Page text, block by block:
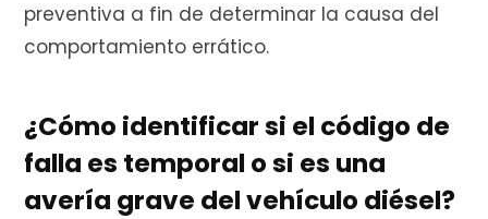
preventiva a fin de determinar la causa del
comportamiento errático.
¿Cómo identificar si el código de
falla es temporal o si es una
avería grave del vehículo diésel?